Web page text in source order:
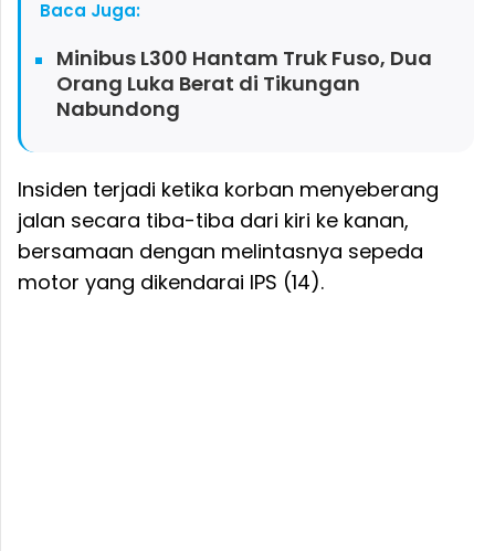
Baca Juga:
Minibus L300 Hantam Truk Fuso, Dua
Orang Luka Berat di Tikungan
Nabundong
Insiden terjadi ketika korban menyeberang
jalan secara tiba-tiba dari kiri ke kanan,
bersamaan dengan melintasnya sepeda
motor yang dikendarai IPS (14).